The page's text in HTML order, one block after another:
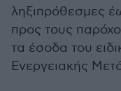
ληξιπρόθεσμες
προς τους
τα έσοδα του
Ενεργειακής